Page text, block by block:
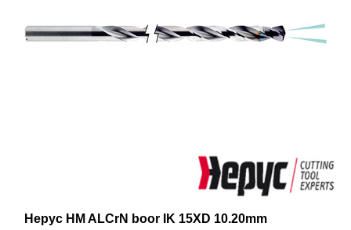
Hepyc HM ALCrN boor IK 15XD 10.20mm